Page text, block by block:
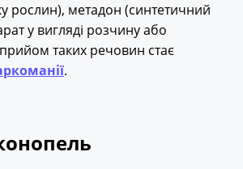
рослин), метадон (синтетичний
у вигляді розчину або
таких речовин стає
.